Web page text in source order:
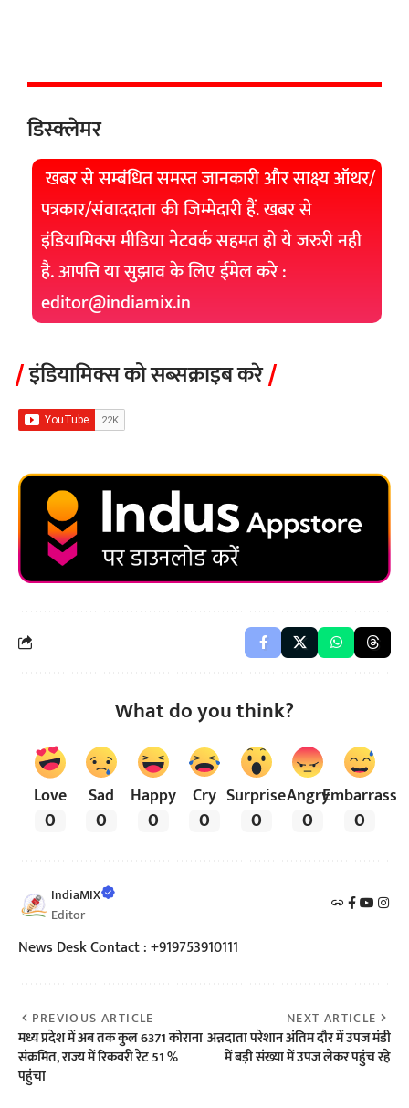
डिस्क्लेमर
खबर से सम्बंधित समस्त जानकारी और साक्ष्य ऑथर/
पत्रकार/संवाददाता की जिम्मेदारी हैं. खबर से
इंडियामिक्स मीडिया नेटवर्क सहमत हो ये जरुरी नही
है. आपत्ति या सुझाव के लिए ईमेल करे :
editor@indiamix.in
इंडियामिक्स को सब्सक्राइब करे
What do you think?
Love
0
Sad
0
Happy
0
Cry
0
Surprise
0
Angry
0
Embarrass
0
IndiaMIX
Editor
News Desk Contact : +919753910111
PREVIOUS ARTICLE
मध्य प्रदेश में अब तक कुल 6371 कोराना
संक्रमित, राज्य में रिकवरी रेट 51 %
पहुंचा
NEXT ARTICLE
अन्नदाता परेशान अंतिम दौर में उपज मंडी
में बड़ी संख्या में उपज लेकर पहुंच रहे